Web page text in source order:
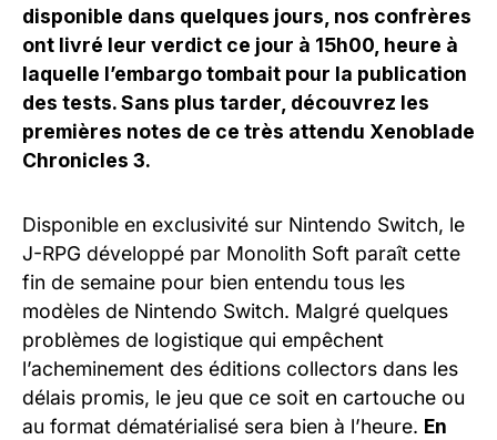
disponible dans quelques jours, nos confrères
ont livré leur verdict ce jour à 15h00, heure à
laquelle l’embargo tombait pour la publication
des tests. Sans plus tarder, découvrez les
premières notes de ce très attendu Xenoblade
Chronicles 3.
Disponible en exclusivité sur Nintendo Switch, le
J-RPG développé par Monolith Soft paraît cette
fin de semaine pour bien entendu tous les
modèles de Nintendo Switch. Malgré quelques
problèmes de logistique qui empêchent
l’acheminement des éditions collectors dans les
délais promis, le jeu que ce soit en cartouche ou
au format dématérialisé sera bien à l’heure. En